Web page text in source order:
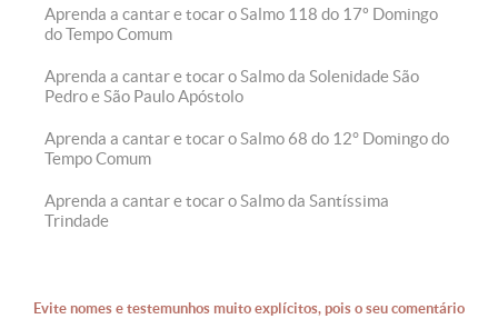
Aprenda a cantar e tocar o Salmo 118 do 17º Domingo
do Tempo Comum
Aprenda a cantar e tocar o Salmo da Solenidade São
Pedro e São Paulo Apóstolo
Aprenda a cantar e tocar o Salmo 68 do 12° Domingo do
Tempo Comum
Aprenda a cantar e tocar o Salmo da Santíssima
Trindade
Evite nomes e testemunhos muito explícitos, pois o seu comentário